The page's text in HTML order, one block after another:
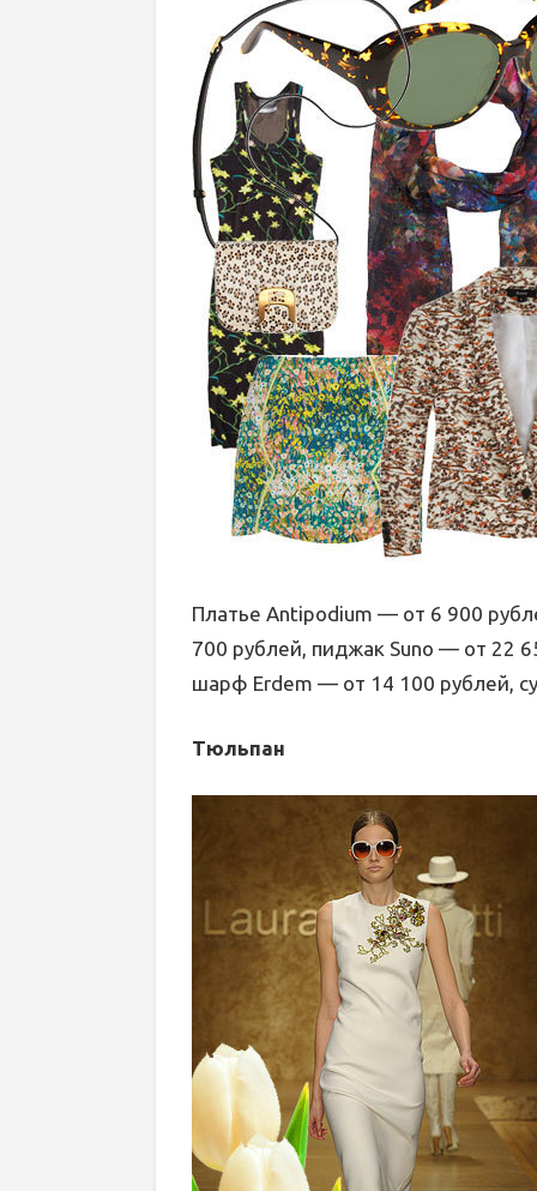
Платье Antipodium — от 6 900
700 рублей, пиджак Suno — от 22
шарф Erdem — от 14 100 рублей,
Тюльпан